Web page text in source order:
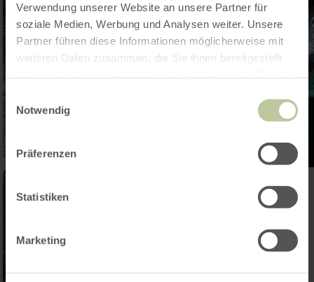
Verwendung unserer Website an unsere Partner für
soziale Medien, Werbung und Analysen weiter. Unsere
Partner führen diese Informationen möglicherweise mit
weiteren Daten zusammen, die Sie ihnen bereitgestellt
Notwendig
Präferenzen
Statistiken
Marketing